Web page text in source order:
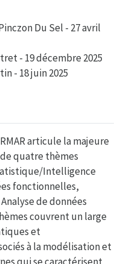
Du Sel - 27 avril
- 19 décembre 2025
- 18 juin 2025
articule la majeure
quatre thèmes
Intelligence
fonctionnelles,
de données
couvrent un large
et
à la modélisation et